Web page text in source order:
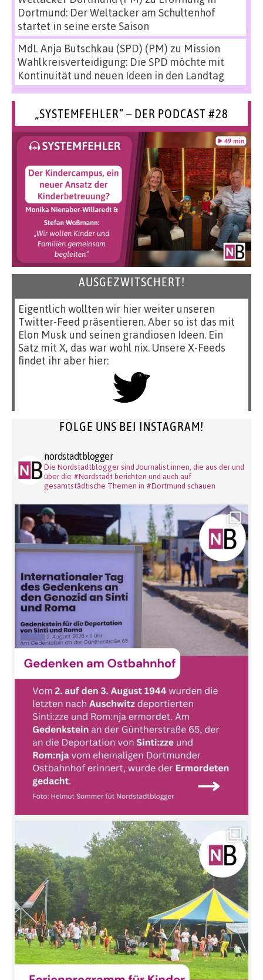
Dortmund: Der Weltacker am Schultenhof
startet in seine erste Saison
MdL Anja Butschkau (SPD) (PM) zu Mission
Wahlkreisverteidigung: Die SPD möchte mit
Kontinuität und neuen Ideen in den Landtag
„SYSTEMFEHLER“ – DER PODCAST #28
AUSGEZWITSCHERT!
Eigentlich wollten wir hier weiter unseren
Twitter-Feed präsentieren. Aber so ist das mit
Elon Musk und seinen grandiosen Ideen. Ein
Satz mit X, das war wohl nix. Unsere X-Feeds
findet ihr aber hier:
FOLGE UNS BEI INSTAGRAM!
nordstadtblogger
Die Nordstadtblogger sind Journalist:innen, die aus der und
über die #Nordstadt berichten und auch auf
gesamtstädtische Themen in #Dortmund schauen